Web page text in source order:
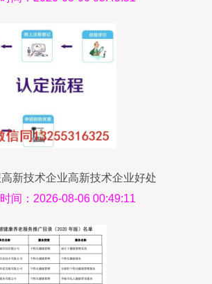
新技术企业高新技术企业好处
间：2026-08-06 00:49:11